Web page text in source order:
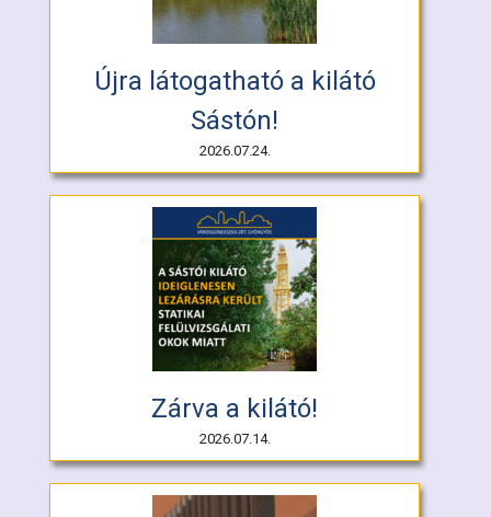
Újra látogatható a kilátó
Sástón!
2026.07.24.
Zárva a kilátó!
2026.07.14.